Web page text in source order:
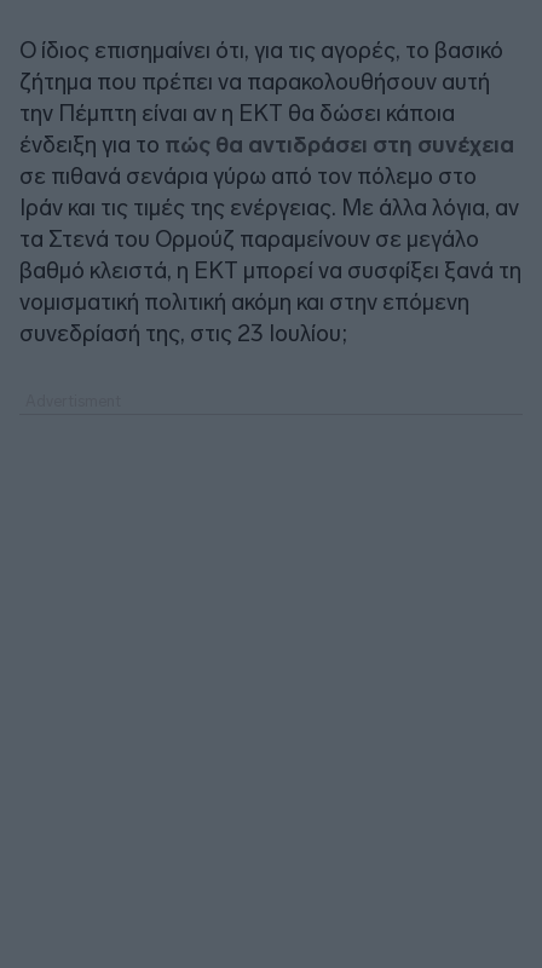
Ο ίδιος επισημαίνει ότι, για τις αγορές, το βασικό
ζήτημα που πρέπει να παρακολουθήσουν αυτή
την Πέμπτη είναι αν η ΕΚΤ θα δώσει κάποια
ένδειξη για το πώς θα αντιδράσει στη συνέχεια
σε πιθανά σενάρια γύρω από τον πόλεμο στο
Ιράν και τις τιμές της ενέργειας. Με άλλα λόγια, αν
τα Στενά του Ορμούζ παραμείνουν σε μεγάλο
βαθμό κλειστά, η ΕΚΤ μπορεί να συσφίξει ξανά τη
νομισματική πολιτική ακόμη και στην επόμενη
συνεδρίασή της, στις 23 Ιουλίου;